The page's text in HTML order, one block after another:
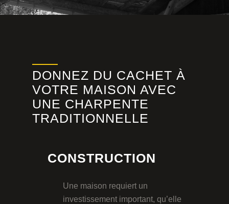
DONNEZ DU CACHET À
VOTRE MAISON AVEC
UNE CHARPENTE
TRADITIONNELLE
CONSTRUCTION
Une maison requiert un
investissement important, qu’elle